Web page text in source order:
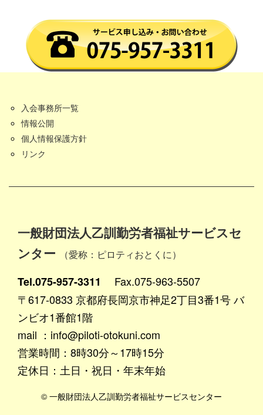
入会事務所一覧
情報公開
個人情報保護方針
リンク
一般財団法人乙訓勤労者福祉サービスセ
ンター
（愛称：ピロティおとくに）
Tel.075-957-3311
Fax.075-963-5507
〒617-0833 京都府長岡京市神足2丁目3番1号 バ
ンビオ1番館1階
mail ：info@piloti-otokuni.com
営業時間：8時30分～17時15分
定休日：土日・祝日・年末年始
© 一般財団法人乙訓勤労者福祉サービスセンター